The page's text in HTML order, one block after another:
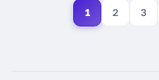
1 2 3